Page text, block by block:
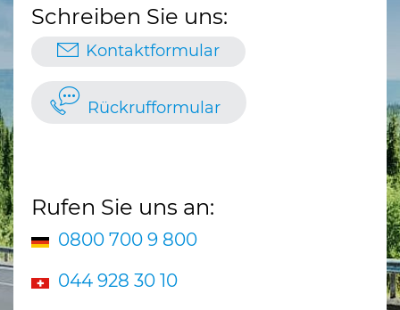
Schreiben Sie uns:
Kontaktformular
Rückrufformular
Rufen Sie uns an:
0800 700 9 800
044 928 30 10